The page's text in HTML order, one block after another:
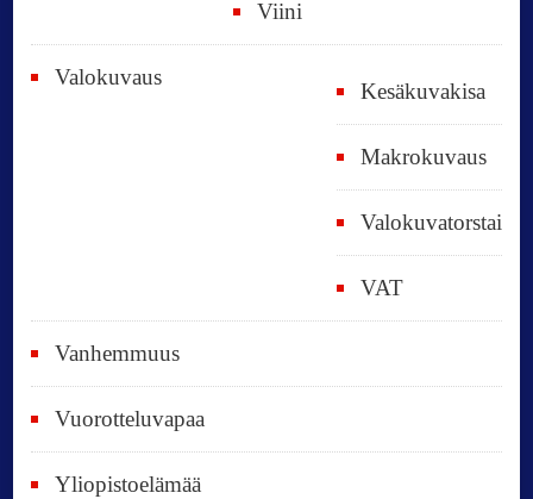
Viini
Valokuvaus
Kesäkuvakisa
Makrokuvaus
Valokuvatorstai
VAT
Vanhemmuus
Vuorotteluvapaa
Yliopistoelämää